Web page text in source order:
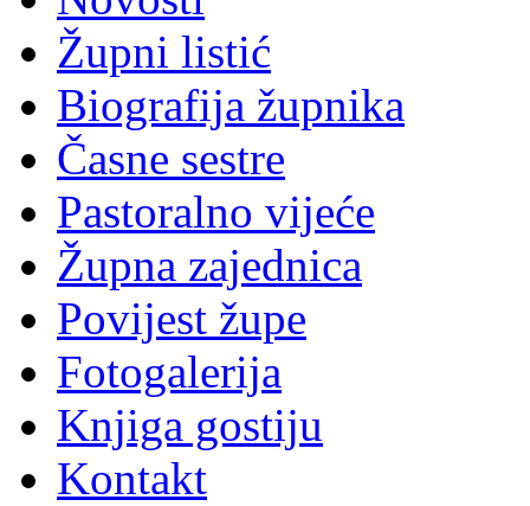
Župni listić
Biografija župnika
Časne sestre
Pastoralno vijeće
Župna zajednica
Povijest župe
Fotogalerija
Knjiga gostiju
Kontakt